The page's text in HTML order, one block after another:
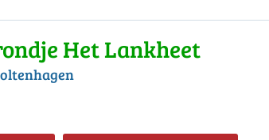
Het Lankheet